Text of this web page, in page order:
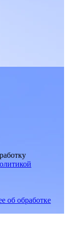
об обработке